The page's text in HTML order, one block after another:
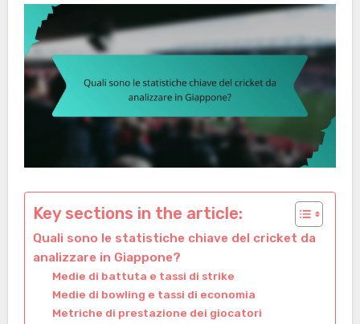
Key sections in the article:
Quali sono le statistiche chiave del cricket da
analizzare in Giappone?
Medie di battuta e tassi di strike
Medie di bowling e tassi di economia
Metriche di prestazione dei giocatori